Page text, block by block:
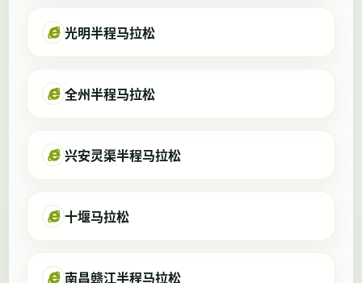
光明半程马拉松
全州半程马拉松
兴安灵渠半程马拉松
十堰马拉松
南昌赣江半程马拉松